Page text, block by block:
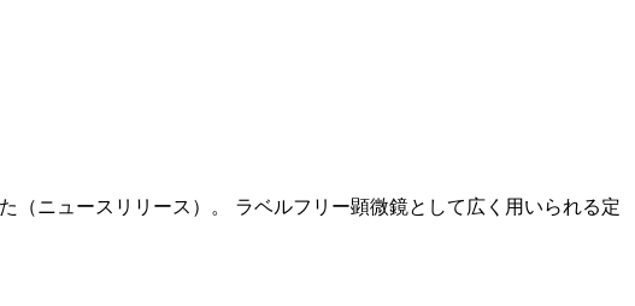
ニュースリリース）。 ラベルフリー顕微鏡として広く用いられる定